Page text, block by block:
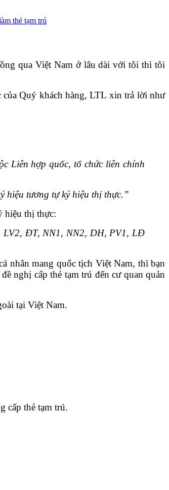
thẻ tạm trú
qua Việt Nam ở lâu dài với tôi thì tôi
của Quý khách hàng, LTL xin trả lời như
Liên hợp quốc, tổ chức liên chính
hiệu tương tự ký hiệu thị thực.”
hiệu thị thực:
LV2, ĐT, NN1, NN2, DH, PV1, LĐ
nhân mang quốc tịch Việt Nam, thì bạn
nghị cấp thẻ tạm trú đến cư quan quản
tại Việt Nam.
cấp thẻ tạm trú.